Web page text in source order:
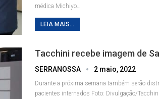
médica Michiyo
LEIA MAIS...
Tacchini recebe imagem de
SERRANOSSA 2 maio, 2022
Durante a próxima semana também serão
pacientes internados Foto: Divulgação/Tacchini